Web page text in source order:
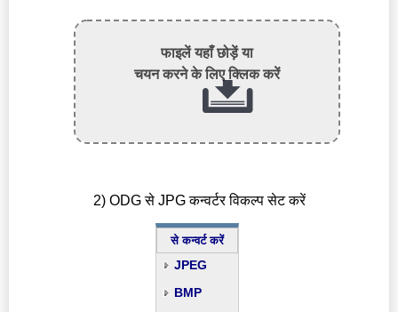
फाइलें यहाँ छोड़ें या
चयन करने के लिए क्लिक करें
2) ODG से JPG कन्वर्टर विकल्प सेट करें
से कन्वर्ट करें
JPEG
BMP